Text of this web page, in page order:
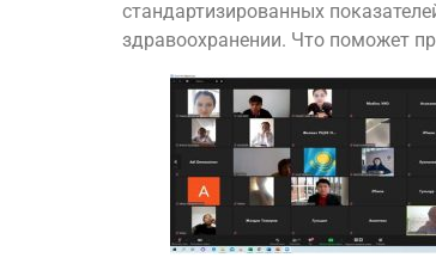
стандартизированных
здравоохранении. Что поможет